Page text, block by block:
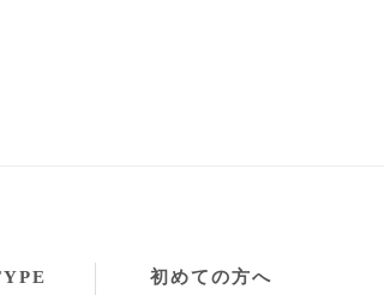
初めての方へ